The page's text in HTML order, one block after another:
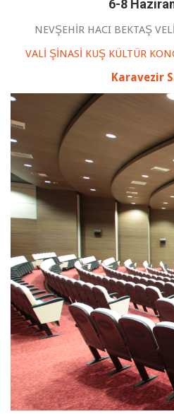
6-8
NEVŞEHİR HACI BEKTAŞ
VALİ ŞİNASİ KUŞ KÜLTÜR
Karavezir